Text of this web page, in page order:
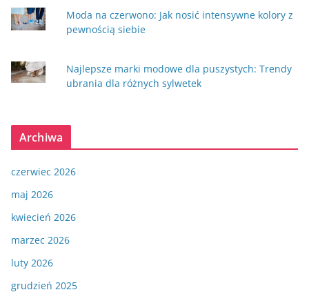
Moda na czerwono: Jak nosić intensywne kolory z
pewnością siebie
Najlepsze marki modowe dla puszystych: Trendy
ubrania dla różnych sylwetek
Archiwa
czerwiec 2026
maj 2026
kwiecień 2026
marzec 2026
luty 2026
grudzień 2025